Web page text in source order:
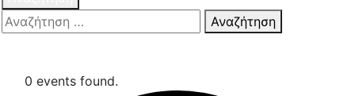
Αναζήτηση
0 events found.